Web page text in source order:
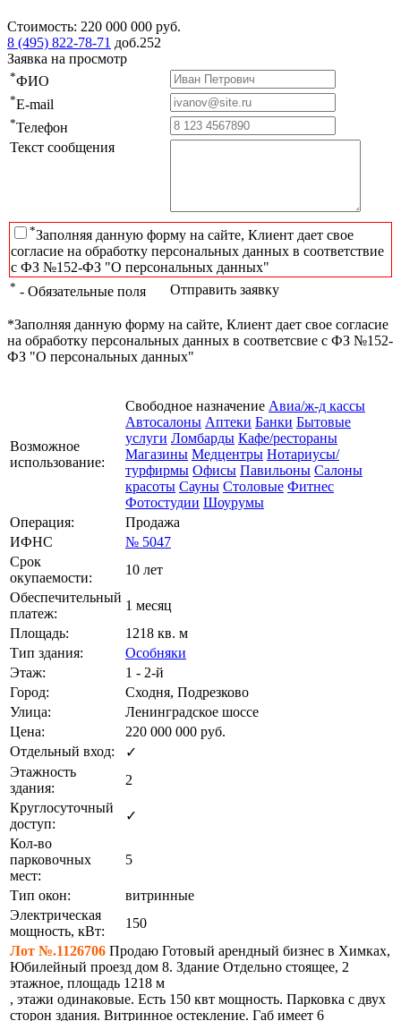
Стоимость: 220 000 000 руб.
8 (495) 822-78-71 доб.252
Заявка на просмотр
*ФИО
*E-mail
*Телефон
Текст сообщения
*Заполняя данную форму на сайте, Клиент дает свое
согласие на обработку персональных данных в соответствие
с ФЗ №152-ФЗ "О персональных данных"
* - Обязательные поля Отправить заявку
*Заполняя данную форму на сайте, Клиент дает свое согласие
на обработку персональных данных в соответсвие с ФЗ №152-
ФЗ "О персональных данных"
Возможное
использование:
Свободное назначение Авиа/ж-д кассы
Автосалоны Аптеки Банки Бытовые
услуги Ломбарды Кафе/рестораны
Магазины Медцентры Нотариусы/
турфирмы Офисы Павильоны Салоны
красоты Сауны Столовые Фитнес
Фотостудии Шоурумы
Операция:
Продажа
ИФНС
№ 5047
Срок
окупаемости:
10 лет
Обеспечительный
платеж:
1 месяц
Площадь:
1218 кв. м
Тип здания:
Особняки
Этаж:
1 - 2-й
Город:
Сходня, Подрезково
Улица:
Ленинградское шоссе
Цена:
220 000 000 руб.
Отдельный вход:
✓
Этажность
здания:
2
Круглосуточный
доступ:
✓
Кол-во
парковочных
мест:
5
Тип окон:
витринные
Электрическая
мощность, кВт:
150
Лот №.1126706 Продаю Готовый арендный бизнес в Химках,
Юбилейный проезд дом 8. Здание Отдельно стоящее, 2
этажное, площадь 1218 м
, этажи одинаковые. Есть 150 квт мощность. Парковка с двух
сторон здания. Витринное остекление. Габ имеет 6